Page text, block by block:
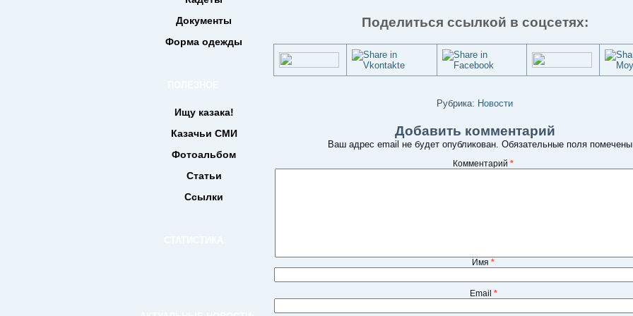
Документы
Форма одежды
Ищу казака!
Казачьи СМИ
Фотоальбом
Статьи
Ссылки
Поделиться ссылкой в соцсетях:
Рубрика: Новости
Добавить комментарий
Ваш адрес email не будет опубликован. Обязательные поля
Комментарий *
Имя *
Email *